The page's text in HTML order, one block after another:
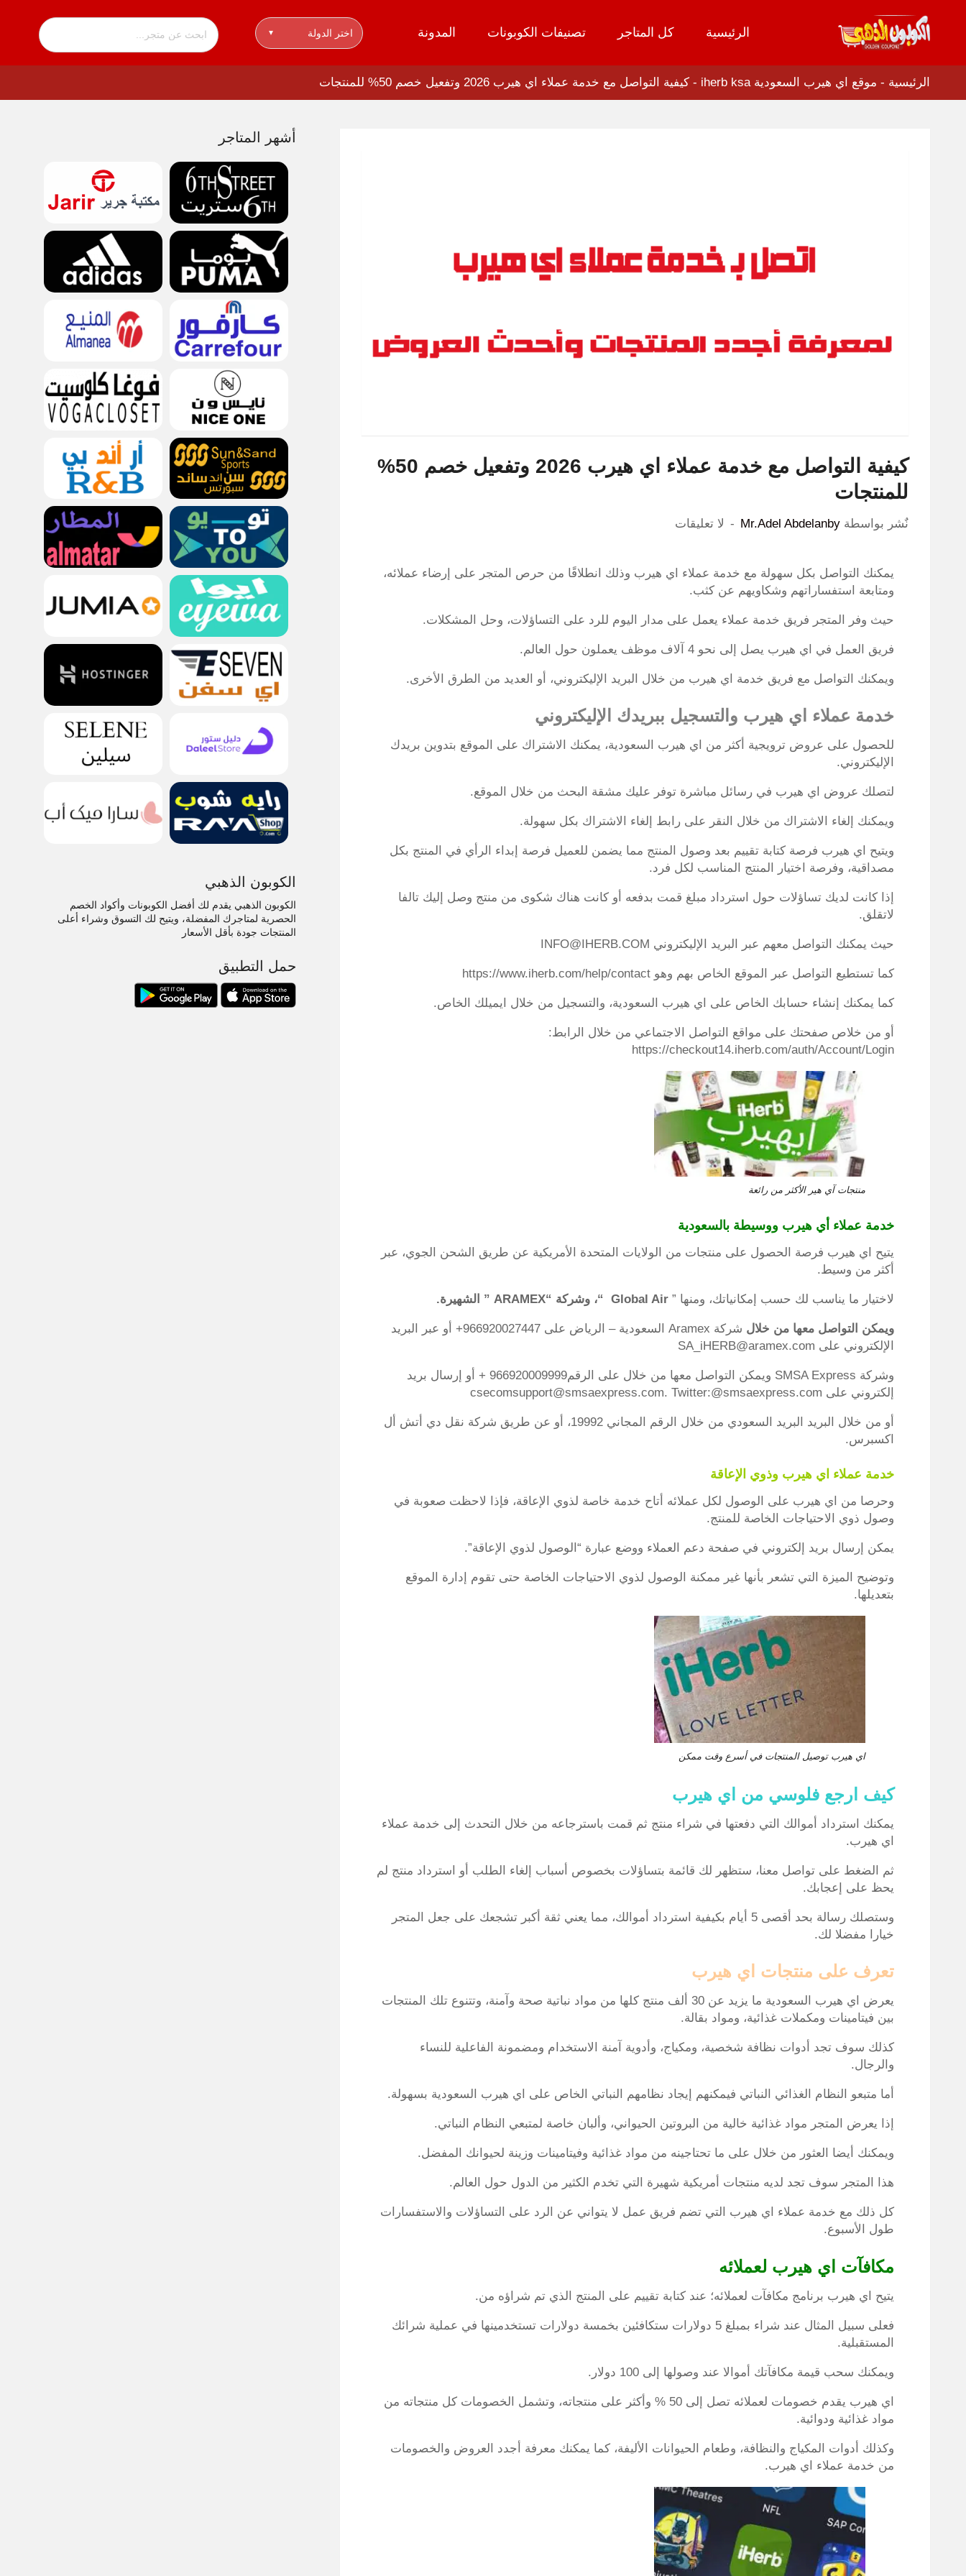
تخطي
المحتوى
الرئيسية كل المتاجر تصنيفات الكوبونات المدونة اختر الدولة ▾
الرئيسية - موقع اي هيرب السعودية iherb ksa - كيفية التواصل مع خدمة عملاء اي هيرب 2026 وتفعيل خصم 50% للمنتجات
كيفية التواصل مع خدمة عملاء اي هيرب 2026 وتفعيل خصم 50%
للمنتجات
نٌشر بواسطة Mr.Adel Abdelanby لا تعليقات
يمكنك التواصل بكل سهولة مع خدمة عملاء اي هيرب وذلك انطلاقًا من حرص المتجر على إرضاء عملائه،
ومتابعة استفساراتهم وشكاويهم عن كثب.
حيث وفر المتجر فريق خدمة عملاء يعمل على مدار اليوم للرد على التساؤلات، وحل المشكلات.
فريق العمل في اي هيرب يصل إلى نحو 4 آلاف موظف يعملون حول العالم.
ويمكنك التواصل مع فريق خدمة اي هيرب من خلال البريد الإليكتروني، أو العديد من الطرق الأخرى.
خدمة عملاء اي هيرب والتسجيل ببريدك الإليكتروني
للحصول على عروض ترويجية أكثر من اي هيرب السعودية، يمكنك الاشتراك على الموقع بتدوين بريدك
الإليكتروني.
لتصلك عروض اي هيرب في رسائل مباشرة توفر عليك مشقة البحث من خلال الموقع.
ويمكنك إلغاء الاشتراك من خلال النقر على رابط إلغاء الاشتراك بكل سهولة.
ويتيح اي هيرب فرصة كتابة تقييم بعد وصول المنتج مما يضمن للعميل فرصة إبداء الرأي في المنتج بكل
مصداقية، وفرصة اختيار المنتج المناسب لكل فرد.
إذا كانت لديك تساؤلات حول استرداد مبلغ قمت بدفعه أو كانت هناك شكوى من منتج وصل إليك تالفا
لاتقلق.
حيث يمكنك التواصل معهم عبر البريد الإليكتروني INFO@IHERB.COM
كما تستطيع التواصل عبر الموقع الخاص بهم وهو https://www.iherb.com/help/contact
كما يمكنك إنشاء حسابك الخاص على اي هيرب السعودية، والتسجيل من خلال ايميلك الخاص.
أو من خلاص صفحتك على مواقع التواصل الاجتماعي من خلال الرابط:
https://checkout14.iherb.com/auth/Account/Login
منتجات آي هير الأكثر من رائعة
خدمة عملاء أي هيرب ووسيطة بالسعودية
يتيح اي هيرب فرصة الحصول على منتجات من الولايات المتحدة الأمريكية عن طريق الشحن الجوي، عبر
أكثر من وسيط.
لاختيار ما يناسب لك حسب إمكانياتك، ومنها ” Global Air “، وشركة “ARAMEX ” الشهيرة.
ويمكن التواصل معها من خلال
شركة Aramex السعودية – الرياض على 966920027447+ أو عبر البريد
الإلكتروني على SA_iHERB@aramex.com
وشركة SMSA Express ويمكن التواصل معها من خلال على الرقم966920009999 + أو إرسال بريد
إلكتروني على csecomsupport@smsaexpress.com. Twitter:@smsaexpress.com
أو من خلال البريد البريد السعودي من خلال الرقم المجاني 19992، أو عن طريق شركة نقل دي أتش أل
اكسبرس.
خدمة عملاء اي هيرب وذوي الإعاقة
وحرصا من اي هيرب على الوصول لكل عملائه أتاح خدمة خاصة لذوي الإعاقة، فإذا لاحظت صعوبة في
وصول ذوي الاحتياجات الخاصة للمنتج.
يمكن إرسال بريد إلكتروني في صفحة دعم العملاء ووضع عبارة “الوصول لذوي الإعاقة”.
وتوضيح الميزة التي تشعر بأنها غير ممكنة الوصول لذوي الاحتياجات الخاصة حتى تقوم إدارة الموقع
بتعديلها.
اي هيرب توصيل المنتجات في أسرع وقت ممكن
كيف ارجع فلوسي من اي هيرب
يمكنك استرداد أموالك التي دفعتها في شراء منتج ثم قمت باسترجاعه من خلال التحدث إلى خدمة عملاء
اي هيرب.
ثم الضغط على تواصل معنا، ستظهر لك قائمة بتساؤلات بخصوص أسباب إلغاء الطلب أو استرداد منتج لم
يحظ على إعجابك.
وستصلك رسالة بحد أقصى 5 أيام بكيفية استرداد أموالك، مما يعني ثقة أكبر تشجعك على جعل المتجر
خيارا مفضلا لك.
تعرف على منتجات اي هيرب
يعرض اي هيرب السعودية ما يزيد عن 30 ألف منتج كلها من مواد نباتية صحة وآمنة، وتتنوع تلك المنتجات
بين فيتامينات ومكملات غذائية، ومواد بقالة.
كذلك سوف تجد أدوات نظافة شخصية، ومكياج، وأدوية آمنة الاستخدام ومضمونة الفاعلية للنساء
والرجال.
أما متبعو النظام الغذائي النباتي فيمكنهم إيجاد نظامهم النباتي الخاص على اي هيرب السعودية بسهولة.
إذا يعرض المتجر مواد غذائية خالية من البروتين الحيواني، وألبان خاصة لمتبعي النظام النباتي.
ويمكنك أيضا العثور من خلال على ما تحتاجينه من مواد غذائية وفيتامينات وزينة لحيوانك المفضل.
هذا المتجر سوف تجد لديه منتجات أمريكية شهيرة التي تخدم الكثير من الدول حول العالم.
كل ذلك مع خدمة عملاء اي هيرب التي تضم فريق عمل لا يتواني عن الرد على التساؤلات والاستفسارات
طول الأسبوع.
مكافآت اي هيرب لعملائه
يتيح اي هيرب برنامج مكافآت لعملائه؛ عند كتابة تقييم على المنتج الذي تم شراؤه من.
فعلى سبيل المثال عند شراء بمبلغ 5 دولارات ستكافئين بخمسة دولارات تستخدمينها في عملية شرائك
المستقبلية.
ويمكنك سحب قيمة مكافآتك أموالا عند وصولها إلى 100 دولار.
اي هيرب يقدم خصومات لعملائه تصل إلى 50 % وأكثر على منتجاته، وتشمل الخصومات كل منتجاته من
مواد غذائية ودوائية.
وكذلك أدوات المكياج والنظافة، وطعام الحيوانات الأليفة، كما يمكنك معرفة أجدد العروض والخصومات
من خدمة عملاء اي هيرب.
أشهر المتاجر
الكوبون الذهبي
الكوبون الذهبي يقدم لك أفضل الكوبونات وأكواد الخصم
الحصرية لمتاجرك المفضلة، ويتيح لك التسوق وشراء أعلى
المنتجات جودة بأقل الأسعار
حمل التطبيق